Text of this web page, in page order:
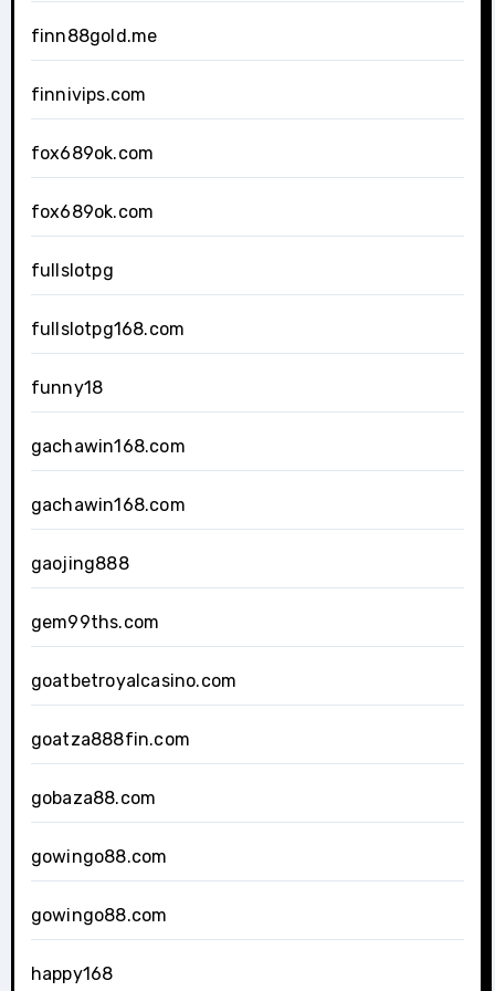
finn88gold.me
finnivips.com
fox689ok.com
fox689ok.com
fullslotpg
fullslotpg168.com
funny18
gachawin168.com
gachawin168.com
gaojing888
gem99ths.com
goatbetroyalcasino.com
goatza888fin.com
gobaza88.com
gowingo88.com
gowingo88.com
happy168